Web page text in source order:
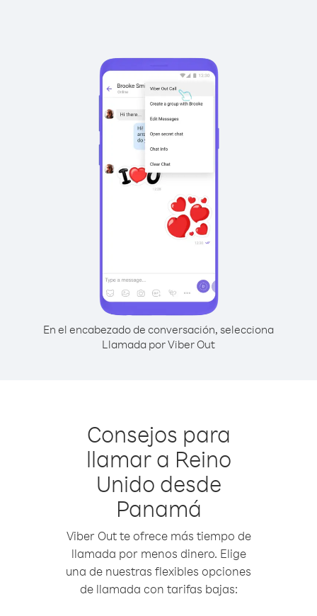
En el encabezado de conversación, selecciona
Llamada por Viber Out
Consejos para
llamar a Reino
Unido desde
Panamá
Viber Out te ofrece más tiempo de
llamada por menos dinero. Elige
una de nuestras flexibles opciones
de llamada con tarifas bajas: